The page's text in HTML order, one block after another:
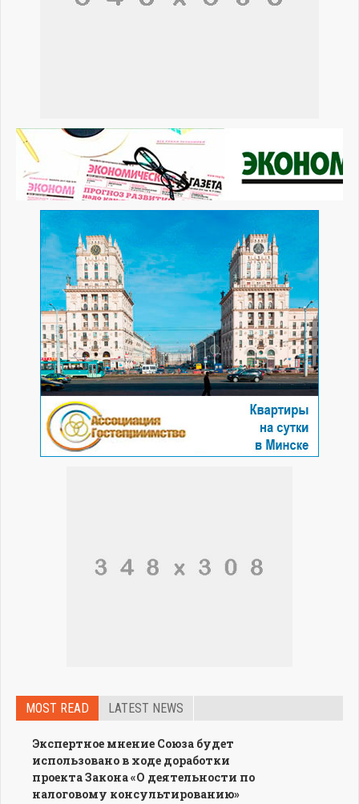
MOST READ LATEST NEWS
Экспертное мнение Союза будет
использовано в ходе доработки
проекта Закона «О деятельности по
налоговому консультированию»